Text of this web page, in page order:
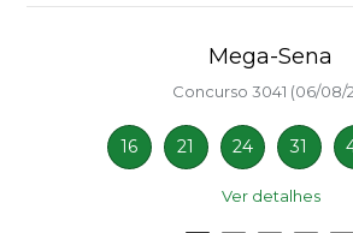
Mega-Sena
Concurso 3041 (06/08/
16 21 24 31
Ver detalhes